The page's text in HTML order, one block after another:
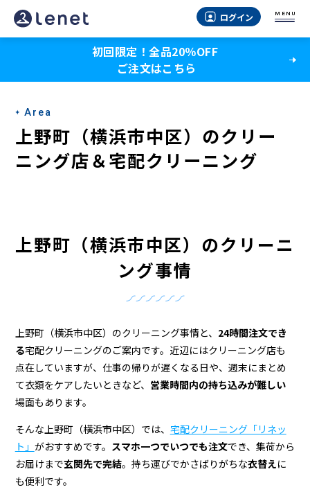
上
野
（横
浜
市
中
リ
ン
グ
店
＆
宅
配
ク
ログイン MENU
初回限定！全品20％OFF
ご注文はこちら
Area
上野町（横浜市中区）のクリー
ニング店＆宅配クリーニング
上野町（横浜市中区）のクリーニ
ング事情
上野町（横浜市中区）のクリーニング事情と、 24時間注文でき
る宅配クリーニングのご案内です。近辺にはクリーニング店も
点在していますが、仕事の帰りが遅くなる日や、週末にまとめ
て衣類をケアしたいときなど、 営業時間内の持ち込みが難しい
場面もあります。
そんな上野町（横浜市中区）では、 宅配クリーニング「リネッ
ト」 がおすすめです。 スマホ一つでいつでも注文でき、集荷から
お届けまで玄関先で完結。持ち運びでかさばりがちな衣替えに
も便利です。